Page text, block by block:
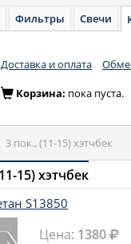
Фильтры Свечи
Доставка и оплата
Корзина: пока пуста.
3 пок., (11-15) хэтчбек
15) хэтчбек
S13850
Цена: 1380